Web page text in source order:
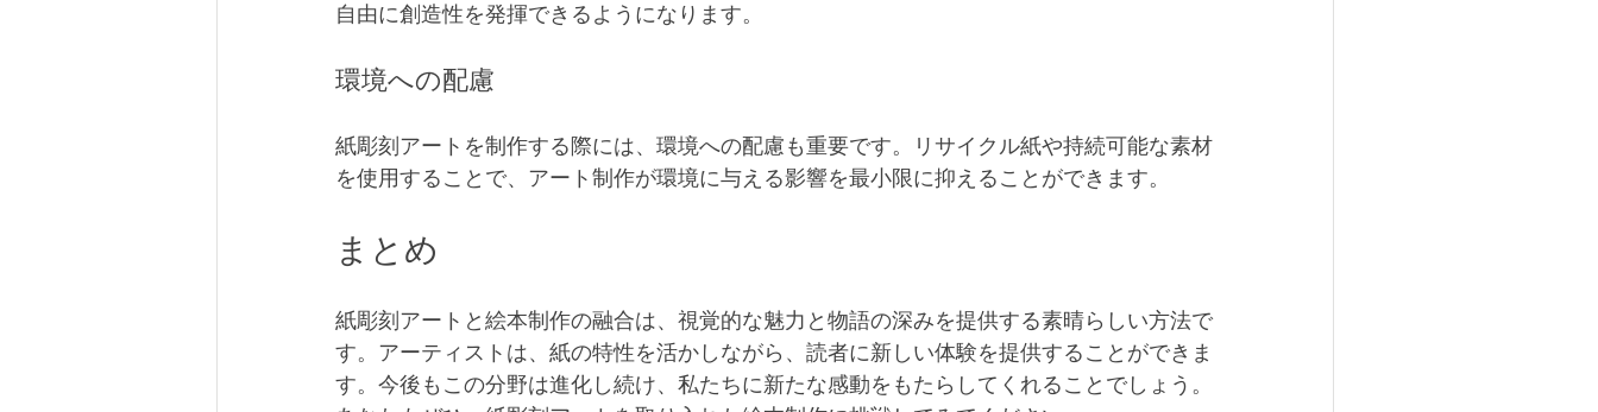
自由に創造性を発揮できるようになります。
環境への配慮
紙彫刻アートを制作する際には、環境への配慮も重要です。リサイクル紙や持続可能な素材
を使用することで、アート制作が環境に与える影響を最小限に抑えることができます。
まとめ
紙彫刻アートと絵本制作の融合は、視覚的な魅力と物語の深みを提供する素晴らしい方法で
す。アーティストは、紙の特性を活かしながら、読者に新しい体験を提供することができま
す。今後もこの分野は進化し続け、私たちに新たな感動をもたらしてくれることでしょう。